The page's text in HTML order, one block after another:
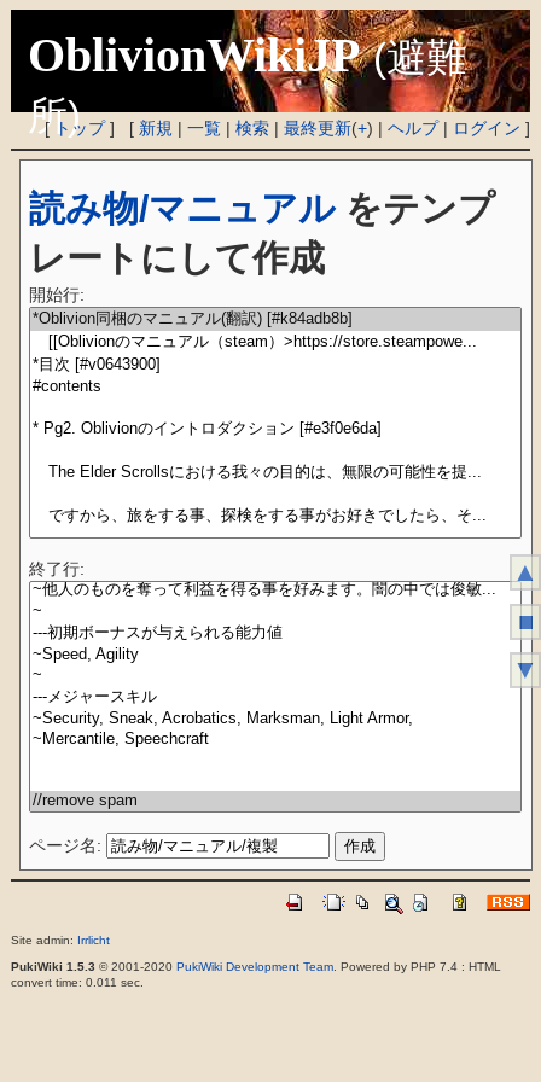
OblivionWikiJP (避難
所)
[ トップ] [ 新規 |一覧 |検索 |最終更新(+) |ヘルプ| ログイン ]
読み物/マニュアルをテンプ
レートにして作成
開始行:
終了行:
ページ名:
Site admin: Irrlicht
PukiWiki 1.5.3 © 2001-2020 PukiWiki Development Team. Powered by PHP 7.4 : HTML
convert time: 0.011 sec.
▲
■
▼